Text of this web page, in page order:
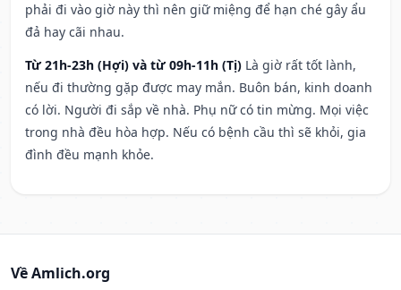
phải đi vào giờ này thì nên giữ miệng để hạn ché gây ẩu
đả hay cãi nhau.
Từ 21h-23h (Hợi) và từ 09h-11h (Tị) Là giờ rất tốt lành,
nếu đi thường gặp được may mắn. Buôn bán, kinh doanh
có lời. Người đi sắp về nhà. Phụ nữ có tin mừng. Mọi việc
trong nhà đều hòa hợp. Nếu có bệnh cầu thì sẽ khỏi, gia
đình đều mạnh khỏe.
Về Amlich.org